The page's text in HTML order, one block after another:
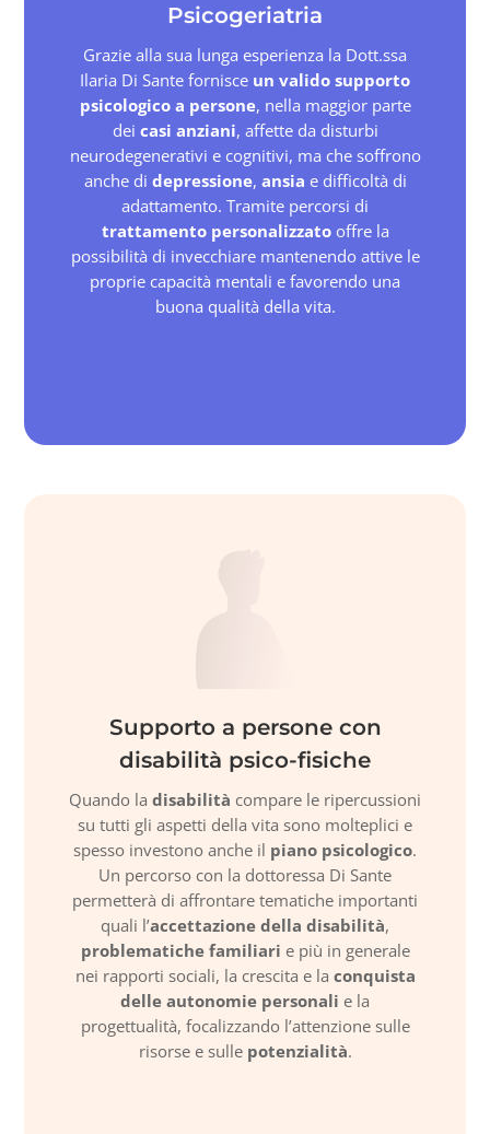
Psicogeriatria
Grazie alla sua lunga esperienza la Dott.ssa
Ilaria Di Sante fornisce un valido supporto
psicologico a persone, nella maggior parte
dei casi anziani, affette da disturbi
neurodegenerativi e cognitivi, ma che soffrono
anche di depressione, ansia e difficoltà di
adattamento. Tramite percorsi di
trattamento personalizzatooffre la
possibilità di invecchiare mantenendo attive le
proprie capacità mentali e favorendo una
buona qualità della vita.
Supporto a persone con
disabilità psico-fisiche
Quando la disabilità compare le ripercussioni
su tutti gli aspetti della vita sono molteplici e
spesso investono anche il piano psicologico.
Un percorso con la dottoressa Di Sante
permetterà di affrontare tematiche importanti
quali l’accettazione della disabilità,
problematiche familiari e più in generale
nei rapporti sociali, la crescita e la conquista
delle autonomie personali e la
progettualità, focalizzando l’attenzione sulle
risorse e sulle potenzialità.